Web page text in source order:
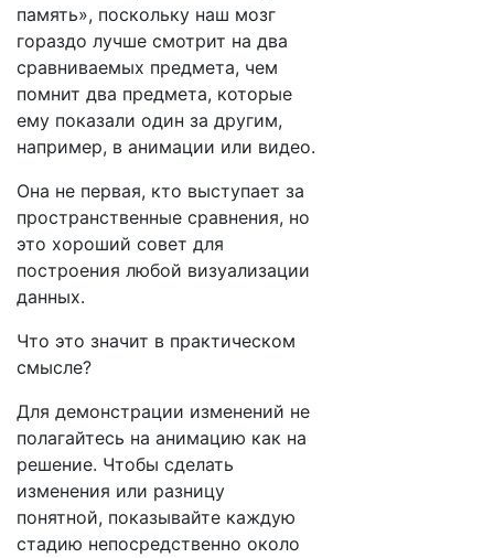
память», поскольку наш мозг
гораздо лучше смотрит на два
сравниваемых предмета, чем
помнит два предмета, которые
ему показали один за другим,
например, в анимации или видео.
Она не первая, кто выступает за
пространственные сравнения, но
это хороший совет для
построения любой визуализации
данных.
Что это значит в практическом
смысле?
Для демонстрации изменений не
полагайтесь на анимацию как на
решение. Чтобы сделать
изменения или разницу
понятной, показывайте каждую
стадию непосредственно около